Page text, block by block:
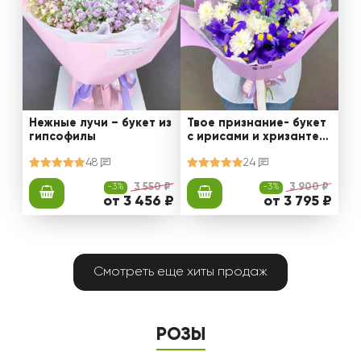
Нежные лучи – букет из
гипсофилы
48
-3% 3 550 ₽
от 3 456 ₽
Твое признание- букет
с ирисами и хризантем
24
-3% 3 900 ₽
от 3 795 ₽
Смотреть еще хиты продаж
РОЗЫ